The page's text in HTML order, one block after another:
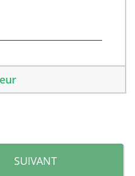
SUIVANT